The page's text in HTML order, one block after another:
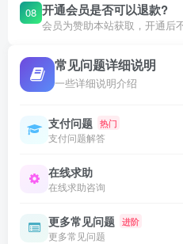
08 开通会员是否可以退款?
会员为赞助本站获取，开通后
常见问题详细说明
一些详细说明介绍
支付问题 热门
支付问题解答
在线求助
在线求助咨询
更多常见问题 进阶
更多常见问题